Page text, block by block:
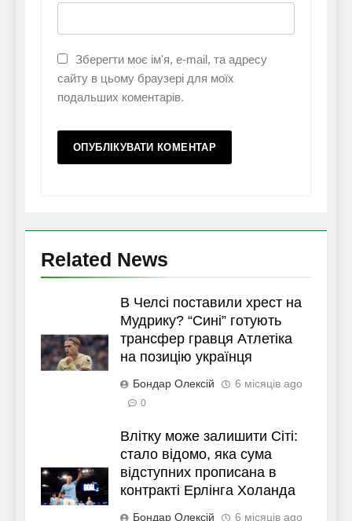
Зберегти моє ім'я, e-mail, та адресу
сайту в цьому браузері для моїх
подальших коментарів.
Related News
В Челсі поставили хрест на
Мудрику? “Сині” готують
трансфер гравця Атлетіка
на позицію українця
Бондар Олексій 6 місяців ago
0
Влітку може залишити Сіті:
стало відомо, яка сума
відступних прописана в
контракті Ерлінга Холанда
Бондар Олексій 6 місяців ago